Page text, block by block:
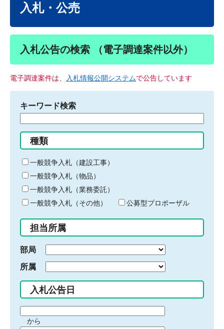
入札・公売
入札公告の検索 （電子調達案件以外）
電子調達案件は、 入札情報公開システムで公告しています
キーワード検索
る
キ
ー
ワ
ー
ド
入
力
種類
一般競争入札（建設工事）
一般競争入札（物品）
一般競争入札（業務委託）
一般競争入札（その他）
公募型プロポーザル
担当所属
部局
所属
入札公告日
間から